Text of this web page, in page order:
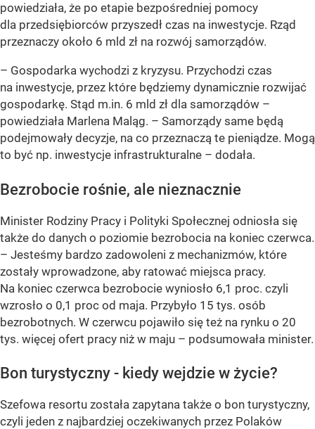
powiedziała, że po etapie bezpośredniej pomocy
dla przedsiębiorców przyszedł czas na inwestycje. Rząd
przeznaczy około 6 mld zł na rozwój samorządów.
– Gospodarka wychodzi z kryzysu. Przychodzi czas
na inwestycje, przez które będziemy dynamicznie rozwijać
gospodarkę. Stąd m.in. 6 mld zł dla samorządów –
powiedziała Marlena Maląg. – Samorządy same będą
podejmowały decyzje, na co przeznaczą te pieniądze. Mogą
to być np. inwestycje infrastrukturalne – dodała.
Bezrobocie rośnie, ale nieznacznie
Minister Rodziny Pracy i Polityki Społecznej odniosła się
także do danych o poziomie bezrobocia na koniec czerwca.
– Jesteśmy bardzo zadowoleni z mechanizmów, które
zostały wprowadzone, aby ratować miejsca pracy.
Na koniec czerwca bezrobocie wyniosło 6,1 proc. czyli
wzrosło o 0,1 proc od maja. Przybyło 15 tys. osób
bezrobotnych. W czerwcu pojawiło się też na rynku o 20
tys. więcej ofert pracy niż w maju – podsumowała minister.
Bon turystyczny - kiedy wejdzie w życie?
Szefowa resortu została zapytana także o bon turystyczny,
czyli jeden z najbardziej oczekiwanych przez Polaków